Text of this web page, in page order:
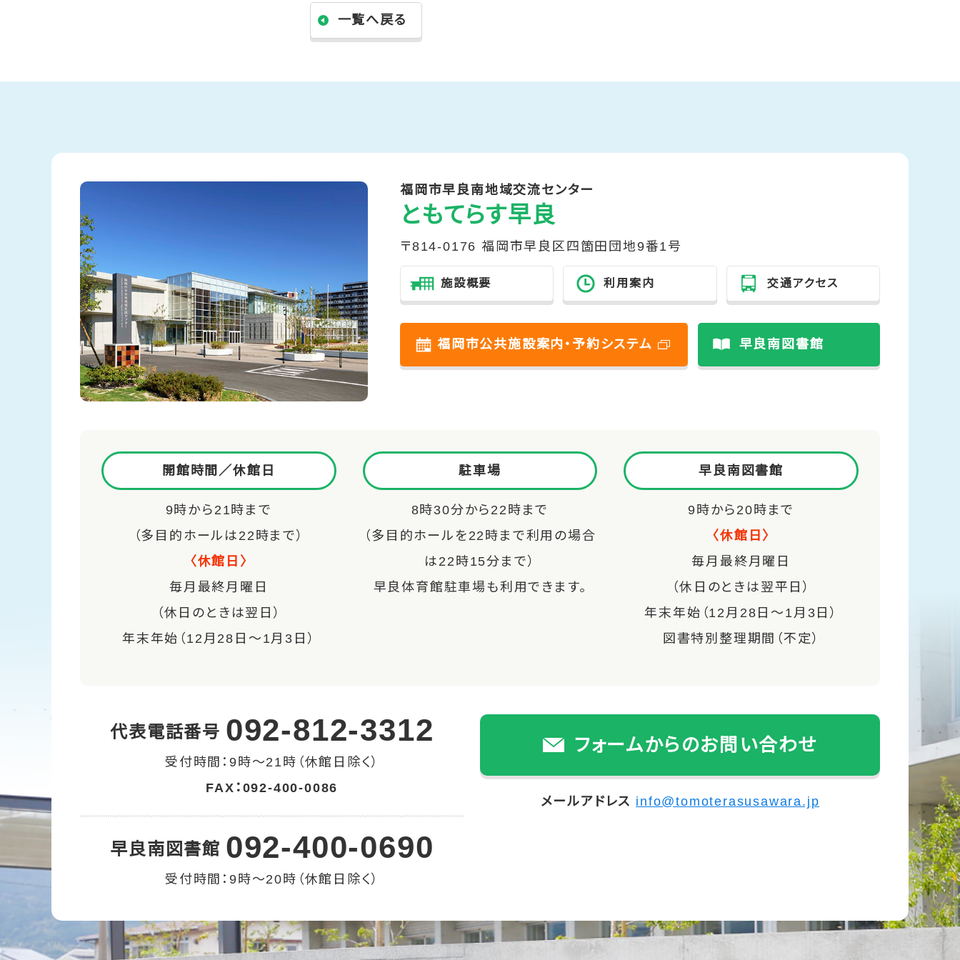
一覧へ戻る
福岡市早良南地域交流センター
ともてらす早良
〒814-0176 福岡市早良区四箇田団地9番1号
施設概要 利用案内 交通アクセス
福岡市公共施設案内・予約システム 早良南図書館
開館時間／休館日
9時から21時まで
（多目的ホールは22時まで）
〈休館日〉
毎月最終月曜日
（休日のときは翌日）
年末年始（12月28日～1月3日）
駐車場
8時30分から22時まで
（多目的ホールを22時まで利用の場合
は22時15分まで）
早良体育館駐車場も利用できます。
早良南図書館
9時から20時まで
〈休館日〉
毎月最終月曜日
（休日のときは翌平日）
年末年始（12月28日～1月3日）
図書特別整理期間（不定）
代表電話番号 092-812-3312
受付時間：9時～21時（休館日除く）
FAX：092-400-0086
早良南図書館 092-400-0690
受付時間：9時～20時（休館日除く）
フォームからのお問い合わせ
メールアドレス info@tomoterasusawara.jp